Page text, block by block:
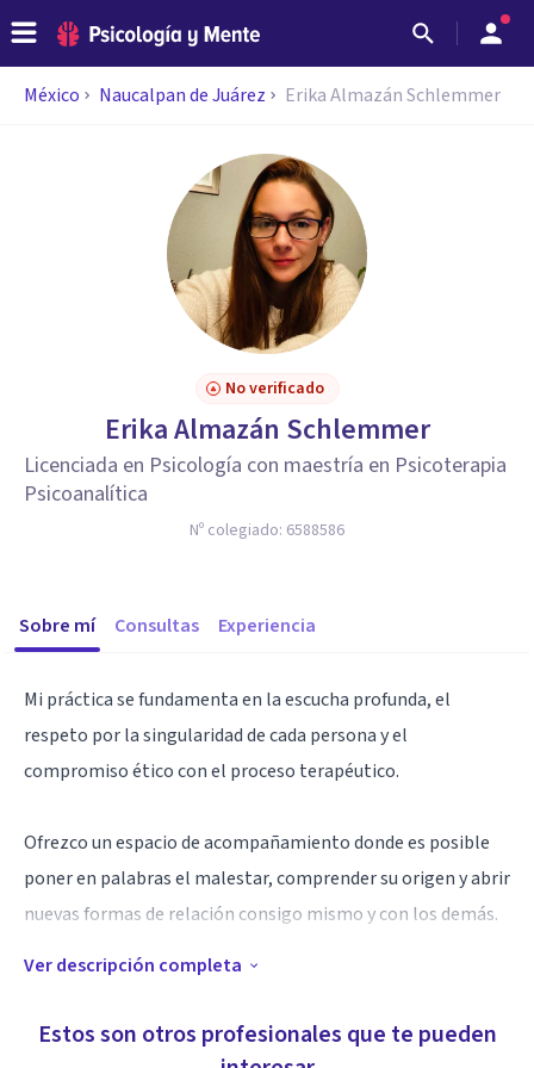
México Naucalpan de Juárez Erika Almazán Schlemmer
No verificado
Erika Almazán Schlemmer
Licenciada en Psicología con maestría en Psicoterapia
Psicoanalítica
Nº colegiado: 6588586
Sobre mí Consultas Experiencia
Mi práctica se fundamenta en la escucha profunda, el
respeto por la singularidad de cada persona y el
compromiso ético con el proceso terapéutico.
Ofrezco un espacio de acompañamiento donde es posible
poner en palabras el malestar, comprender su origen y abrir
nuevas formas de relación consigo mismo y con los demás.
transformar el sufrimiento en una oportunidad de
elaboración y crecimiento psíquico.
Ver descripción completa
Estos son otros profesionales que te pueden